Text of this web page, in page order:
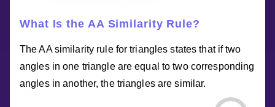
What Is the AA Similarity Rule?
The AA similarity rule for triangles states that if two
angles in one triangle are equal to two corresponding
angles in another, the triangles are similar.